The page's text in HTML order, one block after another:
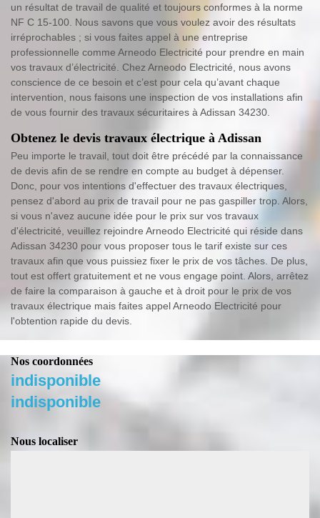
un résultat de travail de qualité et toujours conformes à la norme
NF C 15-100. Nous savons que vous voulez avoir des résultats
irréprochables ; si vous faites appel à une entreprise
professionnelle comme Arneodo Electricité pour prendre en main
vos travaux d’électricité. Chez Arneodo Electricité, nous avons
conscience de ce besoin et c’est pour cela qu’avant chaque
intervention, nous faisons une inspection de vos installations afin
de vous fournir des travaux sécuritaires à Adissan 34230.
Obtenez le devis travaux électrique à Adissan
Peu importe le travail, tout doit être précédé par la connaissance
de devis afin de se rendre en compte au budget à dépenser.
Donc, pour vos intentions d'effectuer des travaux électriques,
pensez d'abord au prix de travail pour ne pas gaspiller trop. Alors,
si vous n'avez aucune idée pour le prix sur vos travaux
d'électricité, veuillez rejoindre Arneodo Electricité qui réside dans
Adissan 34230 pour vous proposer tous le tarif existe sur ces
travaux afin que vous puissiez fixer le prix de vos tâches. De plus,
tout est offert gratuitement et ne vous engage point. Alors, arrêtez
de faire la comparaison à gauche et à droit pour le prix de vos
travaux électrique mais faites appel Arneodo Electricité pour
l'obtention rapide du devis.
Nos coordonnées
indisponible
indisponible
Nous localiser